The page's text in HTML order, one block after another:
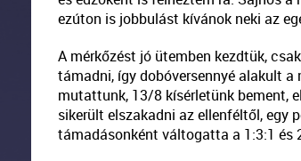
ezúton is jobbulást kívánok neki az
A mérkőzést jó ütemben kezdtük,
támadni, így dobóversennyé alakult
mutattunk, 13/8 kísérletünk bement,
sikerült elszakadni az ellenféltől, egy
támadásonként váltogatta a 1:3:1 és